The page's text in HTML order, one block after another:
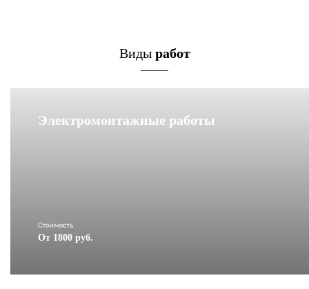
Видыработ
Электромонтажные работы
Стоимость
От 1800 руб.